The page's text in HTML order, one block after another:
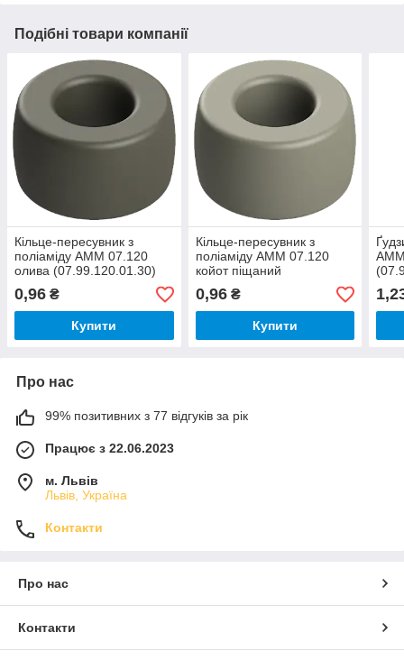
Подібні товари компанії
Кільце-пересувник з
поліаміду AMM 07.120
олива (07.99.120.01.30)
0,96 ₴
Купити
Кільце-пересувник з
поліаміду AMM 07.120
койот піщаний
(07.99.120.01.62)
0,96₴
Купити
Про нас
99% позитивних з 77 відгуків за рік
Працює з 22.06.2023
м. Львів
Львів, Україна
Контакти
Про нас
Контакти